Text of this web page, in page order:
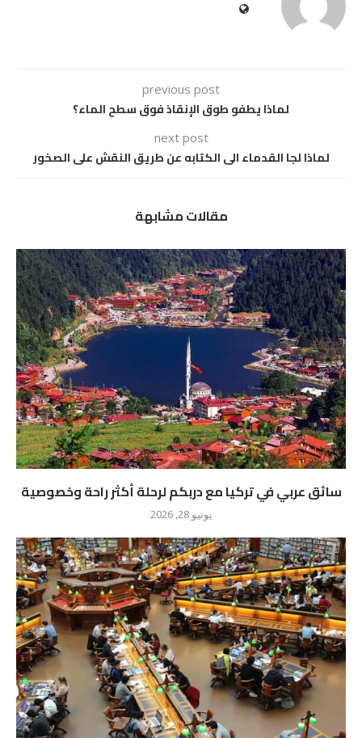
previous post
لماذا يطفو طوق الإنقاذ فوق سطح الماء؟
next post
لماذا لجا القدماء الى الكتابه عن طريق النقش على الصخور
مقالات مشابهة
سائق عربي في تركيا مع دربكم لرحلة أكثر راحة وخصوصية
يونيو 28, 2026